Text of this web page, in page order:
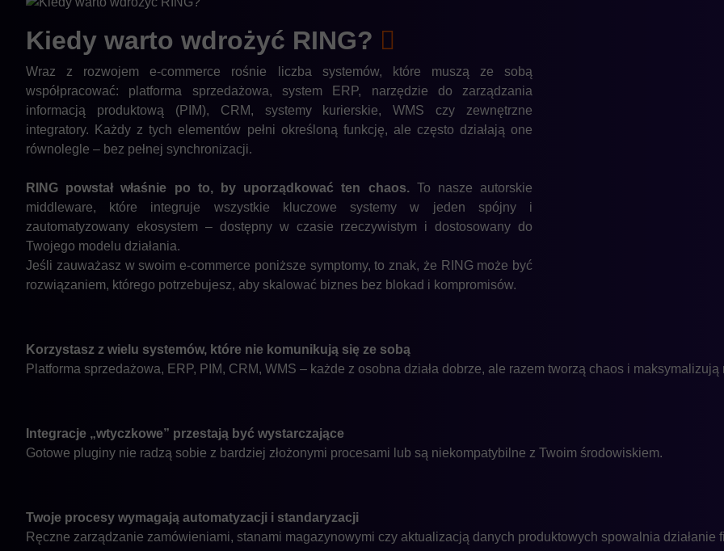
Kiedy warto wdrożyć RING?
Wraz z rozwojem e-commerce rośnie liczba systemów, które muszą ze sobą
współpracować: platforma sprzedażowa, system ERP, narzędzie do zarządzania
informacją produktową (PIM), CRM, systemy kurierskie, WMS czy zewnętrzne
integratory. Każdy z tych elementów pełni określoną funkcję, ale często działają one
równolegle – bez pełnej synchronizacji.
RING powstał właśnie po to, by uporządkować ten chaos.To nasze autorskie
middleware, które integruje wszystkie kluczowe systemy w jeden spójny i
zautomatyzowany ekosystem – dostępny w czasie rzeczywistym i dostosowany do
Twojego modelu działania.
Jeśli zauważasz w swoim e-commerce poniższe symptomy, to znak, że RING może być
rozwiązaniem, którego potrzebujesz, aby skalować biznes bez blokad i kompromisów.
Korzystasz z wielu systemów, które nie komunikują się ze sobą
Platforma sprzedażowa, ERP, PIM, CRM, WMS – każde z osobna działa dobrze, ale razem tworzą chaos i maksymalizują
Integracje „wtyczkowe” przestają być wystarczające
Gotowe pluginy nie radzą sobie z bardziej złożonymi procesami lub są niekompatybilne z Twoim środowiskiem.
Twoje procesy wymagają automatyzacji i standaryzacji
Ręczne zarządzanie zamówieniami, stanami magazynowymi czy aktualizacją danych produktowych spowalnia działanie